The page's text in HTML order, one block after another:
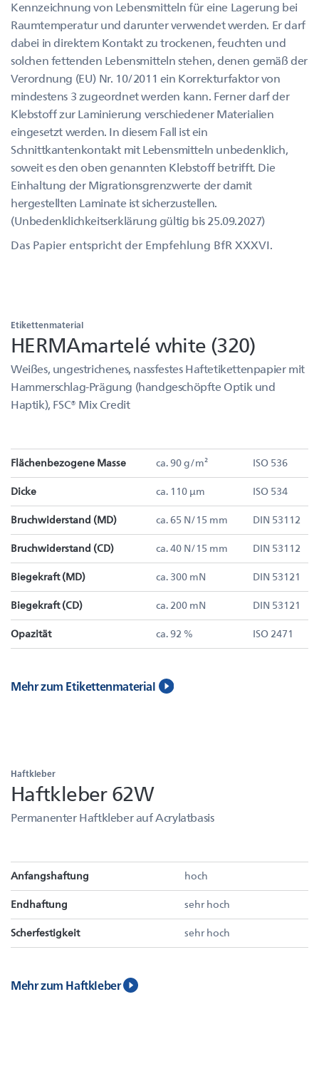
Kennzeichnung von Lebensmitteln für eine Lagerung bei
Raumtemperatur und darunter verwendet werden. Er darf
dabei in direktem Kontakt zu trockenen, feuchten und
solchen fettenden Lebensmitteln stehen, denen gemäß der
Verordnung (EU) Nr. 10/2011 ein Korrekturfaktor von
mindestens 3 zugeordnet werden kann. Ferner darf der
Klebstoff zur Laminierung verschiedener Materialien
eingesetzt werden. In diesem Fall ist ein
Schnittkantenkontakt mit Lebensmitteln unbedenklich,
soweit es den oben genannten Klebstoff betrifft. Die
Einhaltung der Migrationsgrenzwerte der damit
hergestellten Laminate ist sicherzustellen.
(Unbedenklichkeitserklärung gültig bis 25.09.2027)
Das Papier entspricht der Empfehlung BfR XXXVI.
Etikettenmaterial
HERMAmartelé white (320)
Weißes, ungestrichenes, nassfestes Haftetikettenpapier mit
Hammerschlag-Prägung (handgeschöpfte Optik und
Haptik), FSC® Mix Credit
Flächenbezogene Masse ca. 90 g/m² ISO 536
Dicke ca. 110 µm ISO 534
Bruchwiderstand (MD) ca. 65 N/15 mm DIN 53112
Bruchwiderstand (CD) ca. 40 N/15 mm DIN 53112
Biegekraft (MD) ca. 300 mN DIN 53121
Biegekraft (CD) ca. 200 mN DIN 53121
Opazität ca. 92 % ISO 2471
Mehr zum Etikettenmaterial
Haftkleber
Haftkleber 62W
Permanenter Haftkleber auf Acrylatbasis
Anfangshaftung hoch
Endhaftung sehr hoch
Scherfestigkeit sehr hoch
Mehr zum Haftkleber